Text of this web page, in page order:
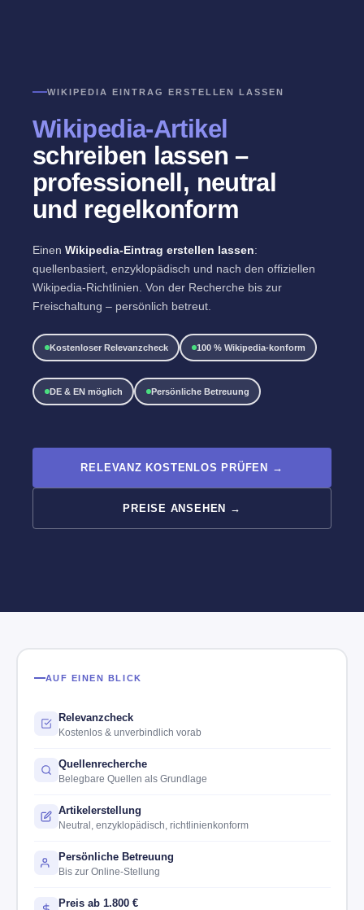
WIKIPEDIA EINTRAG ERSTELLEN LASSEN
Wikipedia-Artikel
schreiben lassen –
professionell, neutral
und regelkonform
Einen Wikipedia-Eintrag erstellen lassen:
quellenbasiert, enzyklopädisch und nach den offiziellen
Wikipedia-Richtlinien. Von der Recherche bis zur
Freischaltung – persönlich betreut.
Kostenloser Relevanzcheck 100 % Wikipedia-konform
DE & EN möglich Persönliche Betreuung
RELEVANZ KOSTENLOS PRÜFEN →
PREISE ANSEHEN →
AUF EINEN BLICK
Relevanzcheck
Kostenlos & unverbindlich vorab
Quellenrecherche
Belegbare Quellen als Grundlage
Artikelerstellung
Neutral, enzyklopädisch, richtlinienkonform
Persönliche Betreuung
Bis zur Online-Stellung
Preis ab 1.800 €